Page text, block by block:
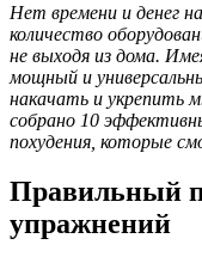
Нет времени и денег
количество
не выходя из дома.
мощный и
накачать и укрепить
собрано 10
похудения, которые
Правильный
упражнений